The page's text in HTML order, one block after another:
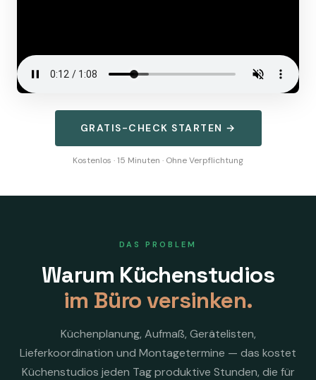
GRATIS-CHECK STARTEN →
Kostenlos · 15 Minuten · Ohne Verpflichtung
DAS PROBLEM
Warum Küchenstudios
im Büro versinken.
Küchenplanung, Aufmaß, Gerätelisten,
Lieferkoordination und Montagetermine — das kostet
Küchenstudios jeden Tag produktive Stunden, die für